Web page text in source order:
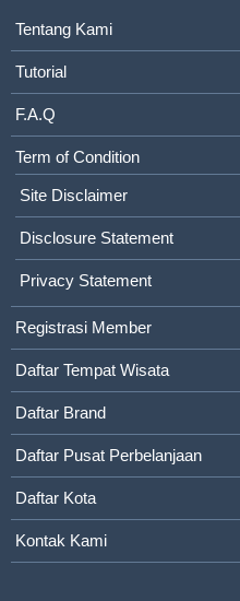
Tentang Kami
Tutorial
F.A.Q
Term of Condition
Site Disclaimer
Disclosure Statement
Privacy Statement
Registrasi Member
Daftar Tempat Wisata
Daftar Brand
Daftar Pusat Perbelanjaan
Daftar Kota
Kontak Kami